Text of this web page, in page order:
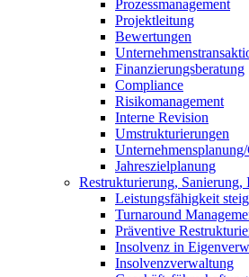
Prozessmanagement
Projektleitung
Bewertungen
Finanzierungsberatung
Compliance
Risikomanagement
Interne Revision
Umstrukturierungen
Jahreszielplanung
Restrukturierung, Sanierung,
Leistungsfähigkeit
Turnaround
Präventive
Insolvenz in
Insolvenzverwaltung